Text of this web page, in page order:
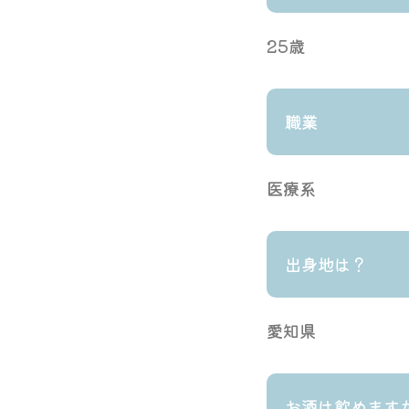
25歳
職業
医療系
出身地は？
愛知県